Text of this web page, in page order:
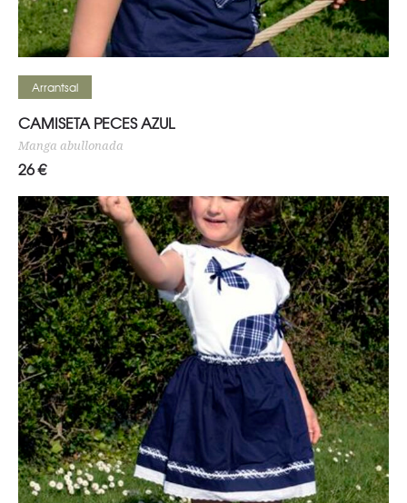
Seleccionar opciones
Arrantsal
CAMISETA PECES AZUL
Manga abullonada
26€